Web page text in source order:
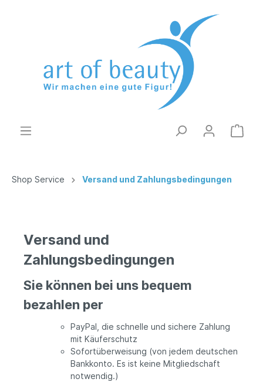
Shop Service Versand und Zahlungsbedingungen
Versand und
Zahlungsbedingungen
Sie können bei uns bequem
bezahlen per
PayPal, die schnelle und sichere Zahlung
mit Käuferschutz
Sofortüberweisung (von jedem deutschen
Bankkonto. Es ist keine Mitgliedschaft
notwendig.)